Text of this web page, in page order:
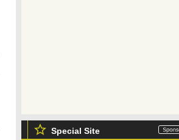
Special Site